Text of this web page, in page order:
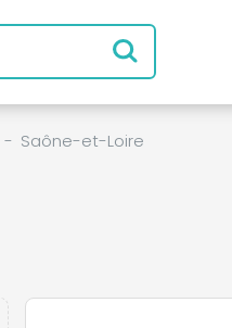
- Saône-et-Loire